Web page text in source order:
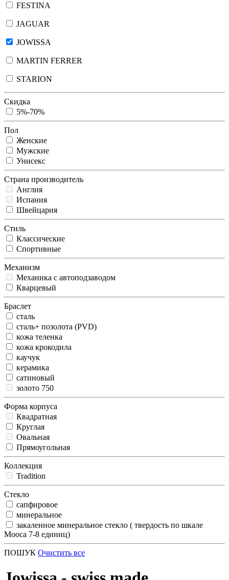
FESTINA
JAGUAR
JOWISSA
MARTIN FERRER
STARION
Скидка
5%-70%
Пол
Женские
Мужские
Унисекс
Страна производитель
Англия
Испания
Швейцария
Стиль
Классические
Спортивные
Механизм
Механика с автоподзаводом
Кварцевый
Браслет
сталь
сталь+ позолота (PVD)
кожа теленка
кожа крокодила
каучук
керамика
сатиновый
золото 750
Форма корпуса
Квадратная
Круглая
Овальная
Прямоугольная
Коллекция
Tradition
Стекло
сапфировое
минеральное
закаленное минеральное стекло ( твердость по шкале
Мооса 7-8 единиц)
ПОШУК Очистить все